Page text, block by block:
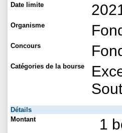
Date limite
Organisme
Concours
Catégories de la bourse
Détails
Montant
1